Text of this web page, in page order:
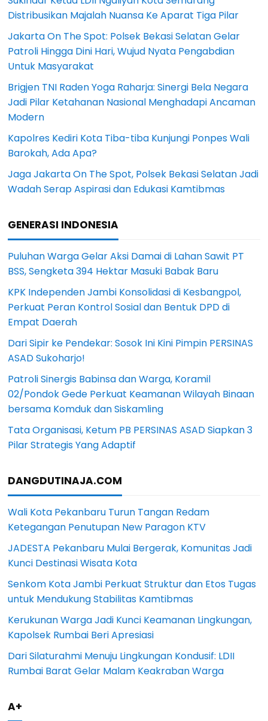
Distribusikan Majalah Nuansa Ke Aparat Tiga Pilar
Jakarta On The Spot: Polsek Bekasi Selatan Gelar
Patroli Hingga Dini Hari, Wujud Nyata Pengabdian
Untuk Masyarakat
Brigjen TNI Raden Yoga Raharja: Sinergi Bela Negara
Jadi Pilar Ketahanan Nasional Menghadapi Ancaman
Modern
Kapolres Kediri Kota Tiba-tiba Kunjungi Ponpes Wali
Barokah, Ada Apa?
Jaga Jakarta On The Spot, Polsek Bekasi Selatan Jadi
Wadah Serap Aspirasi dan Edukasi Kamtibmas
GENERASI INDONESIA
Puluhan Warga Gelar Aksi Damai di Lahan Sawit PT
BSS, Sengketa 394 Hektar Masuki Babak Baru
KPK Independen Jambi Konsolidasi di Kesbangpol,
Perkuat Peran Kontrol Sosial dan Bentuk DPD di
Empat Daerah
Dari Sipir ke Pendekar: Sosok Ini Kini Pimpin PERSINAS
ASAD Sukoharjo!
Patroli Sinergis Babinsa dan Warga, Koramil
02/Pondok Gede Perkuat Keamanan Wilayah Binaan
bersama Komduk dan Siskamling
Tata Organisasi, Ketum PB PERSINAS ASAD Siapkan 3
Pilar Strategis Yang Adaptif
DANGDUTINAJA.COM
Wali Kota Pekanbaru Turun Tangan Redam
Ketegangan Penutupan New Paragon KTV
JADESTA Pekanbaru Mulai Bergerak, Komunitas Jadi
Kunci Destinasi Wisata Kota
Senkom Kota Jambi Perkuat Struktur dan Etos Tugas
untuk Mendukung Stabilitas Kamtibmas
Kerukunan Warga Jadi Kunci Keamanan Lingkungan,
Kapolsek Rumbai Beri Apresiasi
Dari Silaturahmi Menuju Lingkungan Kondusif: LDII
Rumbai Barat Gelar Malam Keakraban Warga
A+